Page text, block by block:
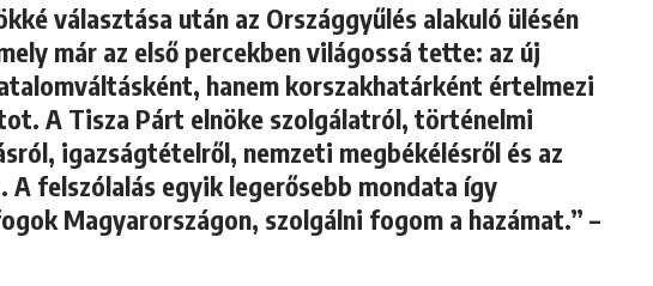
választása után az Országgyűlés alakuló ülésén
már az első percekben világossá tette: az új
hanem korszakhatárként értelmezi
A Tisza Párt elnöke szolgálatról, történelmi
igazságtételről, nemzeti megbékélésről és az
A felszólalás egyik legerősebb mondata így
Magyarországon, szolgálni fogom a hazámat.” –